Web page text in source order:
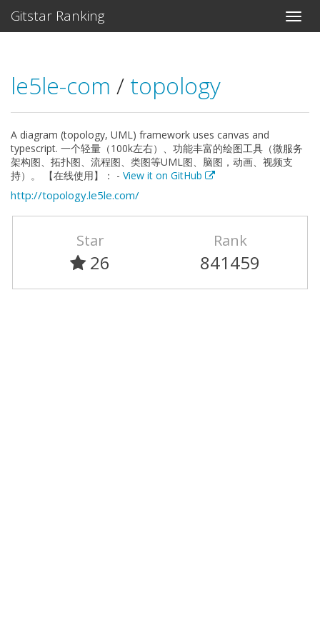
Gitstar Ranking
le5le-com / topology
A diagram (topology, UML) framework uses canvas and
typescript. 一个轻量（100k左右）、功能丰富的绘图工具（微服务
架构图、拓扑图、流程图、类图等UML图、脑图，动画、视频支
持）。 【在线使用】： - View it on GitHub
http://topology.le5le.com/
Star
26
Rank
841459